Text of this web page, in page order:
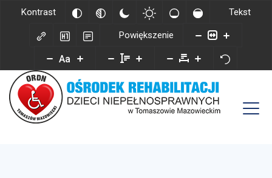
Kontrast Tekst
Powiększenie
Aa